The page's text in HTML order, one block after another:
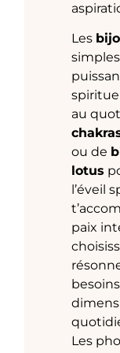
Les
au
ou de
lotus
l’éveil
paix
Les